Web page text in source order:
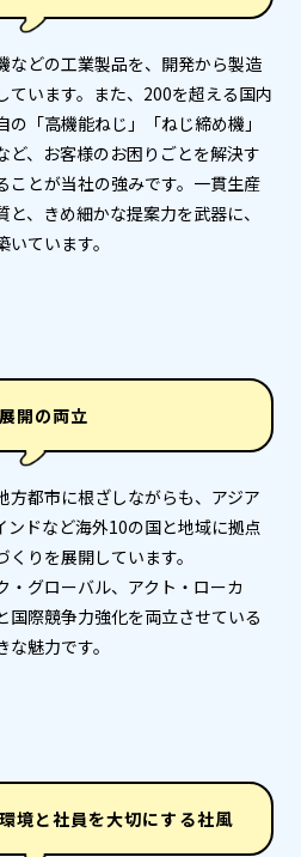
などの工業製品を、開発から製造
ています。また、200を超える国内
「高機能ねじ」「ねじ締め機」
ど、お客様のお困りごとを解決す
ことが当社の強みです。一貫生産
、きめ細かな提案力を武器に、
ています。
開の両立
方都市に根ざしながらも、アジア
ンドなど海外10の国と地域に拠点
りを展開しています。
・グローバル、アクト・ローカ
国際競争力強化を両立させている
魅力です。
境と社員を大切にする社風